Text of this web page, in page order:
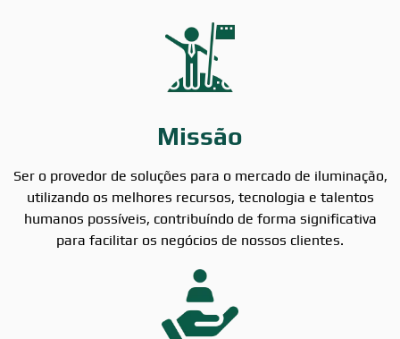
Missão
Ser o provedor de soluções para o mercado de iluminação,
utilizando os melhores recursos, tecnologia e talentos
humanos possíveis, contribuíndo de forma significativa
para facilitar os negócios de nossos clientes.